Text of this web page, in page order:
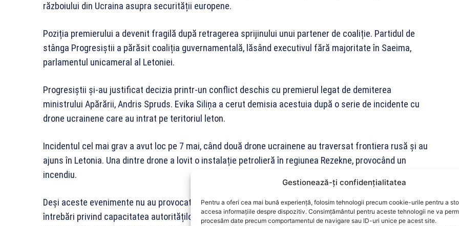
Gestionează-ți confidențialitatea
Pentru a oferi cea mai bună experiență, folosim tehnologii precum cookie-urile pentru a
accesa informațiile despre dispozitiv. Consimțământul pentru aceste tehnologii ne va
procesăm date precum comportamentul de navigare sau ID-uri unice pe acest site.
războiului din Ucraina asupra securității europene.
Poziția premierului a devenit fragilă după retragerea sprijinului unui partener de coaliție. Partidul de
stânga Progresiștii a părăsit coaliția guvernamentală, lăsând executivul fără majoritate în Saeima,
parlamentul unicameral al Letoniei.
Progresiștii și-au justificat decizia printr-un conflict deschis cu premierul legat de demiterea
ministrului Apărării, Andris Spruds. Evika Siliņa a cerut demisia acestuia după o serie de incidente cu
drone ucrainene care au intrat pe teritoriul leton.
Incidentul cel mai grav a avut loc pe 7 mai, când două drone ucrainene au traversat frontiera rusă și au
ajuns în Letonia. Una dintre drone a lovit o instalație petrolieră în regiunea Rezekne, provocând un
incendiu.
Deși aceste evenimente nu au provocat victime sau pagube materiale semnificative, ele au ridicat
întrebări privind capacitatea autorităților letone de a gestiona astfel de incidente. Premierul a cerut